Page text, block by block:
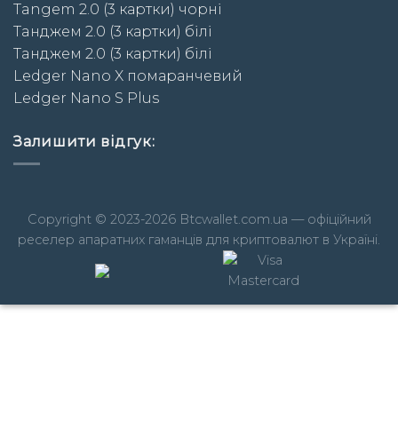
Tangem 2.0 (3 картки) чорні
Taнджем 2.0 (3 картки) білі
Taнджем 2.0 (3 картки) білі
Ledger Nano X помаранчевий
Ledger Nano S Plus
Залишити відгук:
Copyright © 2023-2026 Btcwallet.com.ua — офіційний
реселер апаратних гаманців для криптовалют в Україні.